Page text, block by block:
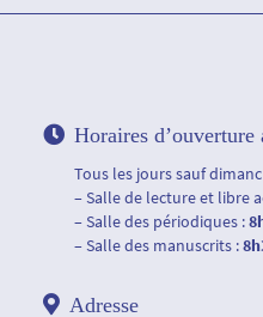
Horaires d’ouverture
Tous les jours sauf
– Salle de lecture et libre
– Salle des périodiques :
– Salle des manuscrits :
Adresse